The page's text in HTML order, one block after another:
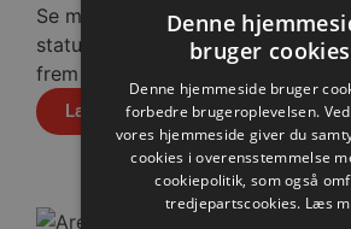
Se med når nytilkomne Anton
status på sin første tid i Aalborg
frem mod fredagens testkamp
Læs mere
Denne
bruger cookies
Denne hjemmeside bruger
forbedre brugeroplevelsen.
vores hjemmeside giver du
cookies i overensstemmelse
cookiepolitik, som også
tredjepartscookies. Læs